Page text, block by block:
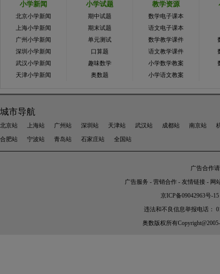
小学新闻
北京小学新闻
上海小学新闻
广州小学新闻
深圳小学新闻
武汉小学新闻
天津小学新闻
小学试题
期中试题
期末试题
单元测试
口算题
趣味数学
奥数题
教学资源
数学电子课本
语文电子课本
数学教学课件
语文教学课件
小学数学教案
小学语文教案
城市导航
北京站 上海站 广州站 深圳站 天津站 武汉站 成都站 南京站
合肥站
宁波站 青岛站 石家庄站 全国站
广告合作
广告服务 - 营销合作 - 友情链接 - 网
京ICP备09042963号-15
违法和不良信息举报电话：
奥数 版权所有